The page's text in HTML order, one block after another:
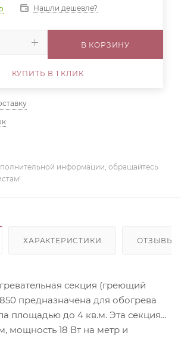
Нашли дешевле?
В КОРЗИНУ
КУПИТЬ В 1 КЛИК
информации, обращайтесь
ХАРАКТЕРИСТИКИ ОТЗЫВЫ
секция (греющий
предназначена для обогрева
площадью до 4 кв.м. Эта секция
мощность 18 Вт на метр и